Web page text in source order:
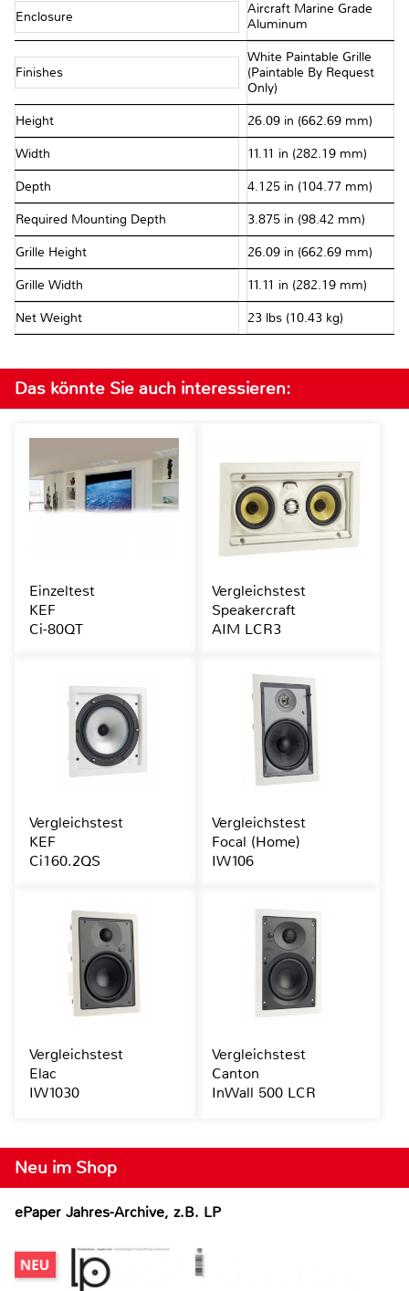
Enclosure
Aircraft Marine Grade
Aluminum
Finishes
White Paintable Grille
(Paintable By Request
Only)
Height 26.09 in (662.69 mm)
Width 11.11 in (282.19 mm)
Depth 4.125 in (104.77 mm)
Required Mounting Depth 3.875 in (98.42 mm)
Grille Height 26.09 in (662.69 mm)
Grille Width 11.11 in (282.19 mm)
Net Weight 23 lbs (10.43 kg)
Neu im Shop
ePaper Jahres-Archive, z.B. LP
Das könnte Sie auch interessieren:
Einzeltest
KEF
Ci-80QT
Vergleichstest
Speakercraft
AIM LCR3
Vergleichstest
KEF
Ci160.2QS
Vergleichstest
Focal (Home)
IW106
Vergleichstest
Elac
IW1030
Vergleichstest
Canton
InWall 500 LCR